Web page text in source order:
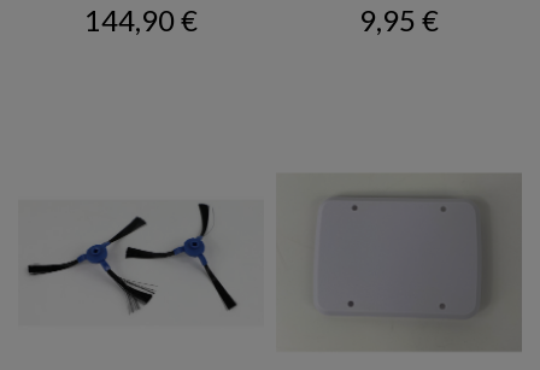
Prix
144,90 € Prix
9,95 €